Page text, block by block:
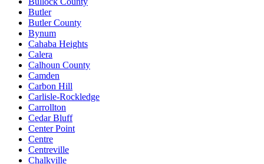
Butler
Butler County
Bynum
Cahaba Heights
Calera
Calhoun County
Camden
Carbon Hill
Carlisle-Rockledge
Carrollton
Cedar Bluff
Center Point
Centre
Centreville
Chalkville